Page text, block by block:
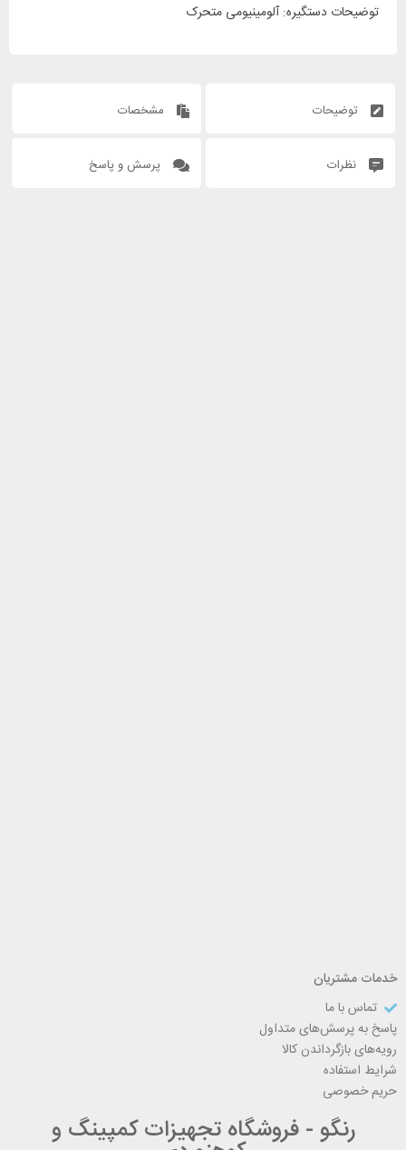
توضیحات دستگیره: آلومینیومی متحرک
توضیحات مشخصات
نظرات پرسش و پاسخ
خدمات مشتریان
تماس با ما
پاسخ به پرسش‌های متداول
رویه‌های بازگرداندن کالا
شرایط استفاده
حریم خصوصی
رنگو - فروشگاه تجهیزات کمپینگ و